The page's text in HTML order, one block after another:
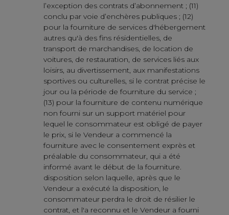
l’exception des contrats d’abonnement ; (11)
conclu par voie d’enchères publiques ; (12)
pour la fourniture de services d'hébergement
autres qu'à des fins résidentielles, de
transport de marchandises, de location de
voitures, de restauration, de services liés aux
loisirs, au divertissement, aux manifestations
sportives ou culturelles, si le contrat précise le
jour ou la période de fourniture du service ;
(13) pour la fourniture de contenu numérique
non fourni sur un support matériel pour
lequel le consommateur est obligé de payer
le prix, si le Vendeur a commencé la
fourniture avec le consentement exprès et
préalable du consommateur, qui a été
informé avant le début de la fourniture.
disposition selon laquelle, après que le
Vendeur a exécuté la disposition, le
consommateur perdra le droit de résilier le
contrat, et l'a reconnu et le Vendeur a fourni